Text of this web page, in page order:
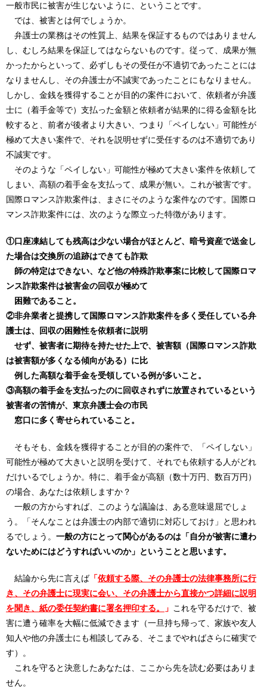
一般市民に被害が生じないように、ということです。
では、被害とは何でしょうか。
弁護士の業務はその性質上、結果を保証するものではありません
し、むしろ結果を保証してはならないものです。従って、成果が無
かったからといって、必ずしもその受任が不適切であったことには
なりませんし、その弁護士が不誠実であったことにもなりません。
しかし、金銭を獲得することが目的の案件において、依頼者が弁護
士に（着手金等で）支払った金額と依頼者が結果的に得る金額を比
較すると、前者が後者より大きい、つまり「ペイしない」可能性が
極めて大きい案件で、それを説明せずに受任するのは不適切であり
不誠実です。
そのような「ペイしない」可能性が極めて大きい案件を依頼して
しまい、高額の着手金を支払って、成果が無い。これが被害です。
国際ロマンス詐欺案件は、まさにそのような案件なのです。国際ロ
マンス詐欺案件には、次のような際立った特徴があります。
①口座凍結しても残高は少ない場合がほとんど、暗号資産で送金し
た場合は交換所の追跡はできても詐欺
師の特定はできない、など他の特殊詐欺事案に比較して国際ロマ
ンス詐欺案件は被害金の回収が極めて
困難であること。
②非弁業者と提携して国際ロマンス詐欺案件を多く受任している弁
護士は、回収の困難性を依頼者に説明
せず、被害者に期待を持たせた上で、被害額（国際ロマンス詐欺
は被害額が多くなる傾向がある）に比
例した高額な着手金を受領している例が多いこと。
③高額の着手金を支払ったのに回収されずに放置されているという
被害者の苦情が、東京弁護士会の市民
窓口に多く寄せられていること。
そもそも、金銭を獲得することが目的の案件で、「ペイしない」
可能性が極めて大きいと説明を受けて、それでも依頼する人がどれ
だけいるでしょうか。特に、着手金が高額（数十万円、数百万円）
の場合、あなたは依頼しますか？
一般の方からすれば、このような議論は、ある意味退屈でしょ
う。「そんなことは弁護士の内部で適切に対応しておけ」と思われ
るでしょう。 一般の方にとって関心があるのは「自分が被害に遭わ
ないためにはどうすればいいのか」ということと思います。
結論から先に言えば「依頼する際、その弁護士の法律事務所に行
き、その弁護士に現実に会い、その弁護士から直接かつ詳細に説明
を聞き、紙の委任契約書に署名押印する。
」 これを守るだけで、被
害に遭う確率を大幅に低減できます（一旦持ち帰って、家族や友人
知人や他の弁護士にも相談してみる、そこまでやればさらに確実で
す）。
これを守ると決意したあなたは、ここから先を読む必要はありま
せん。